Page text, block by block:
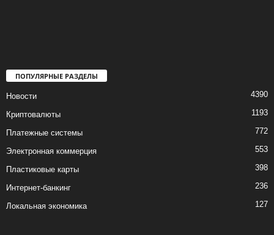
ПОПУЛЯРНЫЕ РАЗДЕЛЫ
Новости 4390
Криптовалюты 1193
Платежные системы 772
Электронная коммерция 553
Пластиковые карты 398
Интернет-банкинг 236
Локальная экономика 127